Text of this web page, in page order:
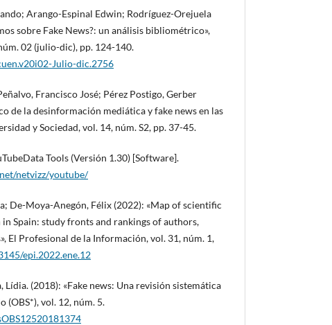
Arango-Espinal Edwin; Rodríguez-Orejuela
sobre Fake News?: un análisis bibliométrico»,
02 (julio-dic), pp. 124-140.
Julio-dic.2756
Francisco José; Pérez Postigo, Gerber
de la desinformación mediática y fake news en las
y Sociedad, vol. 14, núm. S2, pp. 37-45.
Tools (Versión 1.30) [Software].
netvizz/youtube/
De-Moya-Anegón, Félix (2022): «Map of scientific
Spain: study fronts and rankings of authors,
El Profesional de la Información, vol. 31, núm. 1,
epi.2022.ene.12
(2018): «Fake news: Una revisión sistemática
(OBS*), vol. 12, núm. 5.